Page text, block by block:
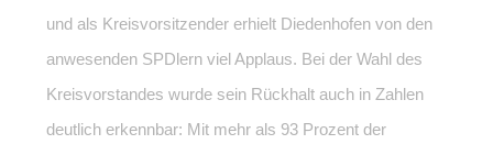
und als Kreisvorsitzender erhielt Diedenhofen von den
anwesenden SPDlern viel Applaus. Bei der Wahl des
Kreisvorstandes wurde sein Rückhalt auch in Zahlen
deutlich erkennbar: Mit mehr als 93 Prozent der